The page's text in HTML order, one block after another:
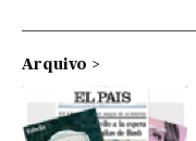
Arquivo